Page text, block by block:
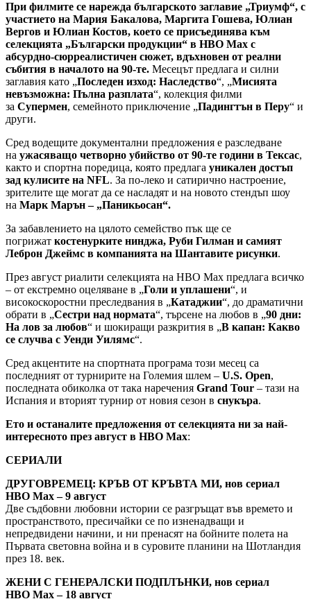
При филмите се нарежда българското заглавие „Триумф“, с
участието на Мария Бакалова, Маргита Гошева, Юлиан
Вергов и Юлиан Костов, което се присъединява към
селекцията „Български продукции“ в HBO Max с
абсурдно-сюрреалистичен сюжет, вдъхновен от реални
събития в началото на 90-те. Месецът предлага и силни
заглавия като „Последен изход: Наследство“, „Мисията
невъзможна: Пълна разплата“, колекция филми
за Супермен, семейното приключение „Падингтън в Перу“ и
други.
Сред водещите документални предложения е разследване
на ужасяващо четворно убийство от 90-те години в Тексас,
както и спортна поредица, която предлага уникален достъп
зад кулисите на NFL. За по-леко и сатирично настроение,
зрителите ще могат да се насладят и на новото стендъп шоу
на Марк Марън – „Паникьосан“.
За забавлението на цялото семейство пък ще се
погрижат костенурките нинджа, Руби Гилман и самият
Леброн Джеймс в компанията на Шантавите рисунки.
През август риалити селекцията на HBO Max предлага всичко
– от екстремно оцеляване в „Голи и уплашени“, и
високоскоростни преследвания в „Катаджии“, до драматични
обрати в „Сестри над нормата“, търсене на любов в „90 дни:
На лов за любов“ и шокиращи разкрития в „В капан: Какво
се случва с Уенди Уилямс“.
Сред акцентите на спортната програма този месец са
последният от турнирите на Големия шлем – U.S. Open,
последната обиколка от така наречения Grand Tour – тази на
Испания и вторият турнир от новия сезон в снукъра.
Ето и останалите предложения от селекцията ни за най-
интересното през август в HBO Max:
СЕРИАЛИ
ДРУГОВРЕМЕЦ: КРЪВ ОТ КРЪВТА МИ, нов сериал
HBO Max – 9 август
Две съдбовни любовни истории се разгръщат във времето и
пространството, пресичайки се по изненадващи и
непредвидени начини, и ни пренасят на бойните полета на
Първата световна война и в суровите планини на Шотландия
през 18. век.
ЖЕНИ С ГЕНЕРАЛСКИ ПОДПЛЪНКИ, нов сериал
HBO Max – 18 август